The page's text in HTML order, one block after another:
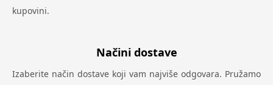
kupovini.
Načini dostave
Izaberite način dostave koji vam najviše odgovara. Pružamo